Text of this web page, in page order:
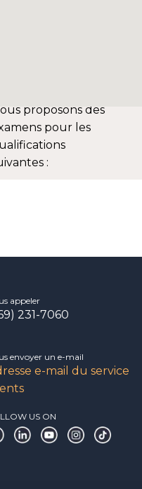
proposons des
pour les
:
appeler
231-7060
envoyer un e-mail
e-mail du service
US ON